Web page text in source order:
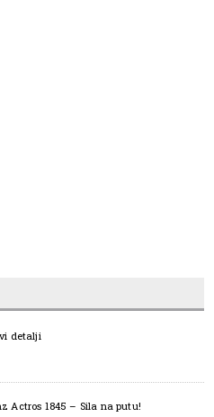
detalji
Actros 1845 – Sila na putu!